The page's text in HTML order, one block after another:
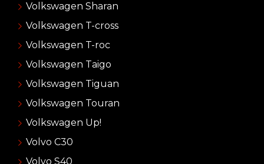
Volkswagen Sharan
Volkswagen T-cross
Volkswagen T-roc
Volkswagen Taigo
Volkswagen Tiguan
Volkswagen Touran
Volkswagen Up!
Volvo C30
Volvo S40